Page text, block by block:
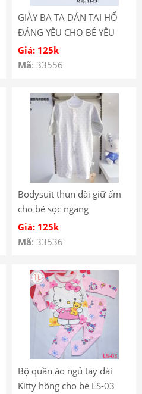
GIÀY BA TA DÁN TAI HỔ
ĐÁNG YÊU CHO BÉ YÊU
Giá: 125k
Mã: 33556
Bodysuit thun dài giữ ấm
cho bé sọc ngang
Giá: 125k
Mã: 33536
Bộ quần áo ngủ tay dài
Kitty hồng cho bé LS-03